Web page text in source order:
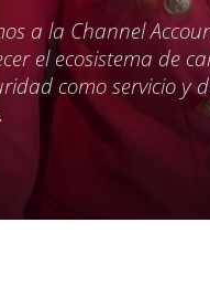
a la Channel
el ecosistema de
como servicio y